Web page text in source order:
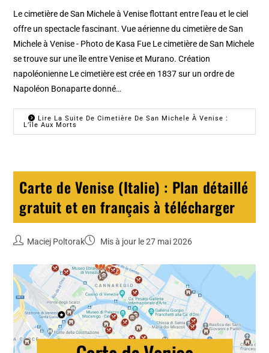
Le cimetière de San Michele à Venise flottant entre l'eau et le ciel
offre un spectacle fascinant. Vue aérienne du cimetière de San
Michele à Venise - Photo de Kasa Fue Le cimetière de San Michele
se trouve sur une île entre Venise et Murano. Création
napoléonienne Le cimetière est crée en 1837 sur un ordre de
Napoléon Bonaparte donné…
Lire La Suite De Cimetière De San Michele À Venise :
L’île Aux Morts
Carte de Venise (Italie) : Plan détaillé
gratuit et en français à télécharger
Maciej Poltorak Mis à jour le 27 mai 2026